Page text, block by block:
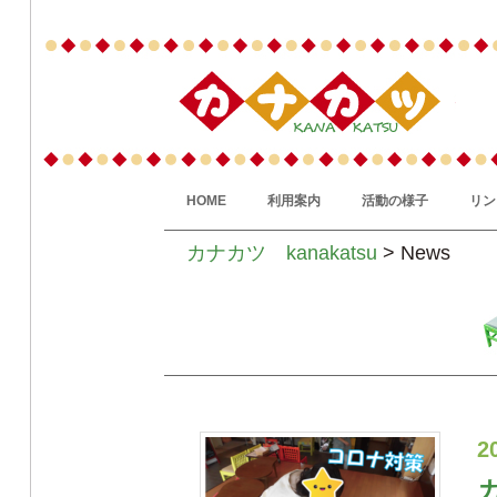
HOME 利用案内 活動の様子 リ
カナカツ kanakatsu > News